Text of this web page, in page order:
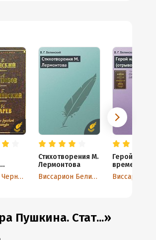
Николай Чернышевский
Стихотворения М.
Лермонтова
Виссарион Белинский
Герой нашего
времени
(отрывок из
статьи)
Пушкина. Стат...»